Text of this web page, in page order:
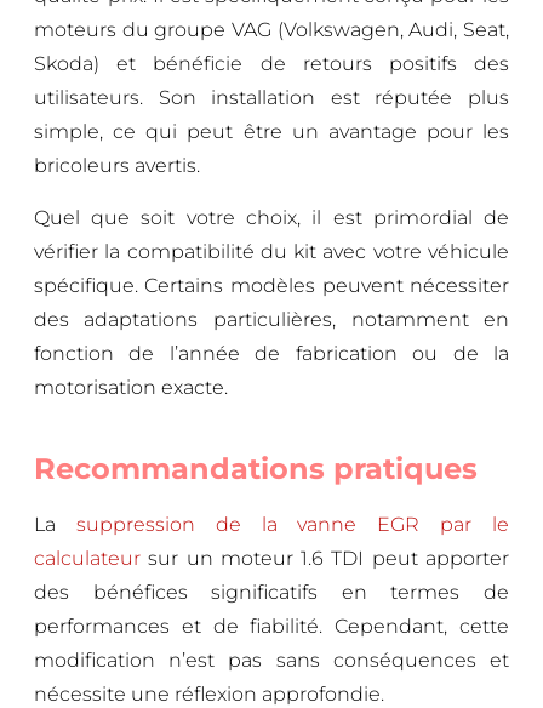
moteurs du groupe VAG (Volkswagen, Audi, Seat,
Skoda) et bénéficie de retours positifs des
utilisateurs. Son installation est réputée plus
simple, ce qui peut être un avantage pour les
bricoleurs avertis.
Quel que soit votre choix, il est primordial de
vérifier la compatibilité du kit avec votre véhicule
spécifique. Certains modèles peuvent nécessiter
des adaptations particulières, notamment en
fonction de l’année de fabrication ou de la
motorisation exacte.
Recommandations pratiques
La suppression de la vanne EGR par le
calculateursur un moteur 1.6 TDI peut apporter
des bénéfices significatifs en termes de
performances et de fiabilité. Cependant, cette
modification n’est pas sans conséquences et
nécessite une réflexion approfondie.